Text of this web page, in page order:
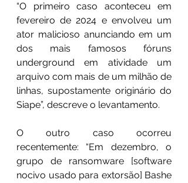
“O primeiro caso aconteceu em
fevereiro de 2024 e envolveu um
ator malicioso anunciando em um
dos mais famosos fóruns
underground em atividade um
arquivo com mais de um milhão de
linhas, supostamente originário do
Siape”, descreve o levantamento.
O outro caso ocorreu
recentemente: “Em dezembro, o
grupo de ransomware [software
nocivo usado para extorsão] Bashe